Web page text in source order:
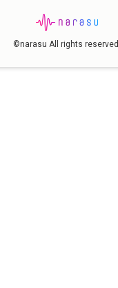
©narasu All rights reserved.